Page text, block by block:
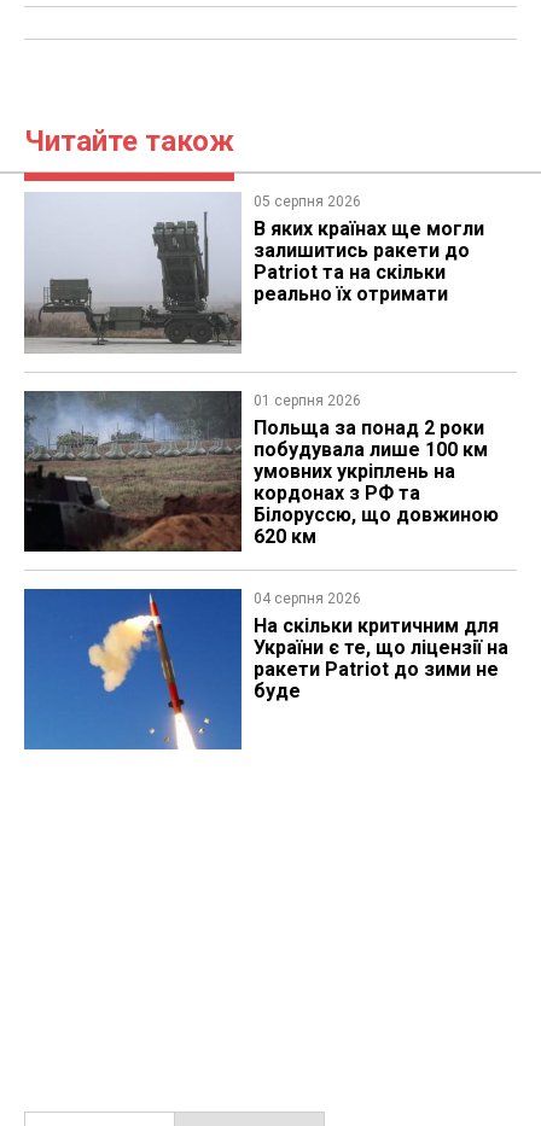
Читайте також
05 серпня 2026
В яких країнах ще могли
залишитись ракети до
Patriot та на скільки
реально їх отримати
01 серпня 2026
Польща за понад 2 роки
побудувала лише 100 км
умовних укріплень на
кордонах з РФ та
Білоруссю, що довжиною
620 км
04 серпня 2026
На скільки критичним для
України є те, що ліцензії на
ракети Patriot до зими не
буде